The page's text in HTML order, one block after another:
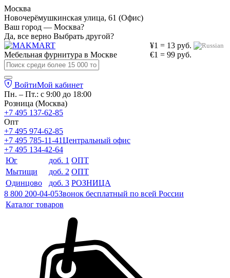
Москва
Новочерёмушкинская улица, 61 (Офис)
Ваш город — Москва?
Да, все верно Выбрать другой?
¥1 = 13 руб.
€1 = 99 руб.
Мебельная фурнитура в Москве
ВойтиМой кабинет
Пн. – Пт.: с 9:00 до 18:00
Розница (Москва)
+7 495 137-62-85
Опт
+7 495 974-62-85
+7 495 785-11-41Центральный офис
+7 495 134-42-64
Юг
доб. 1 ОПТ
Мытищи
доб. 2 ОПТ
Одинцово
доб. 3 РОЗНИЦА
8 800 200-04-05Звонок бесплатный по всей России
Каталог товаров